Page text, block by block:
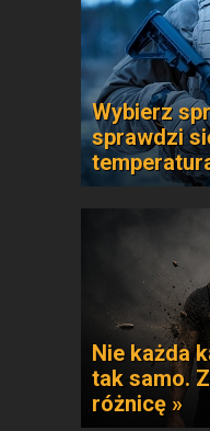
Wybierz
sprawdzi
Nie każda
tak samo.
różnicę »